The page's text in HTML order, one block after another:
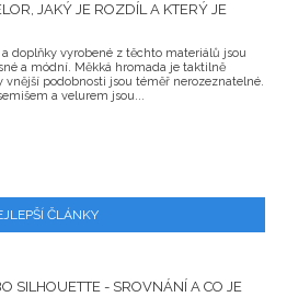
JAKÝ JE ROZDÍL A KTERÝ JE
a doplňky vyrobené z těchto materiálů jsou
a módní. Měkká hromada je taktilně
vnější podobnosti jsou téměř nerozeznatelné.
a velurem jsou...
ČLÁNKY
SILHOUETTE - SROVNÁNÍ A CO JE